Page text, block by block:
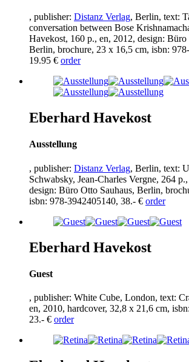
, publisher: Distanz Verlag, Berlin, text:
conversation between Bose
Havekost, 160 p., en, 2012, design: Büro
Berlin, brochure, 23 x 16,5 cm, isbn: 978-
19.95 € order
Eberhard Havekost
Ausstellung
, publisher: Distanz Verlag, Berlin, text:
Schwabsky, Jean-Charles Vergne, 264
design: Büro Otto Sauhaus, Berlin,
isbn: 978-3942405140, 38.- € order
Eberhard Havekost
Guest
, publisher: White Cube, London, text:
en, 2010, hardcover, 32,8 x 21 ,6 cm, isbn:
23.- € order